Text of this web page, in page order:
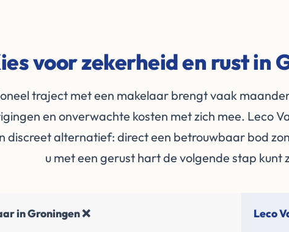
voor zekerheid en rust in
traject met een makelaar brengt vaak
en onverwachte kosten met zich mee. Leco
discreet alternatief: direct een betrouwbaar bod
u met een gerust hart de volgende stap kunt
in Groningen ❌ Leco